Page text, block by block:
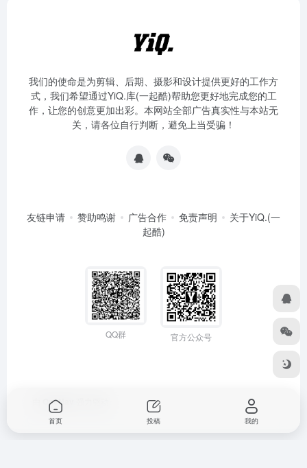
我们的使命是为剪辑、后期、摄影和设计提供更好的工作方
式，我们希望通过YiQ.库(一起酷)帮助您更好地完成您的工
作，让您的创意更加出彩。本网站全部广告真实性与本站无
关，请各位自行判断，避免上当受骗！
友链申请 赞助鸣谢 广告合作 免责声明
关于YiQ.(一
起酷)
QQ群 官方公众号
OneNav
首页 投稿 我的